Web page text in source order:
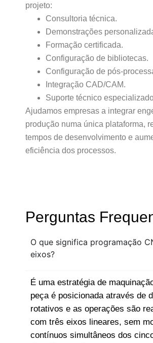
projeto:
Consultoria técnica.
Demonstrações
Formação certificada.
Configuração de bibliotecas.
Configuração de pós-
Integração CAD/CAM.
Suporte técnico
Ajudamos empresas a integrar
produção numa única plataforma,
tempos de desenvolvimento e
eficiência dos processos.
Perguntas
O que significa programação
eixos?
É uma estratégia de
peça é posicionada através de
rotativos e as operações são
com três eixos lineares, sem
contínuos simultâneos dos